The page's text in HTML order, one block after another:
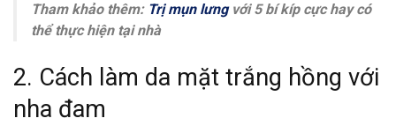
Tham khảo thêm: Trị mụn lưngvới 5 bí kíp cực hay có
thể thực hiện tại nhà
2. Cách làm da mặt trắng hồng với
nha đam